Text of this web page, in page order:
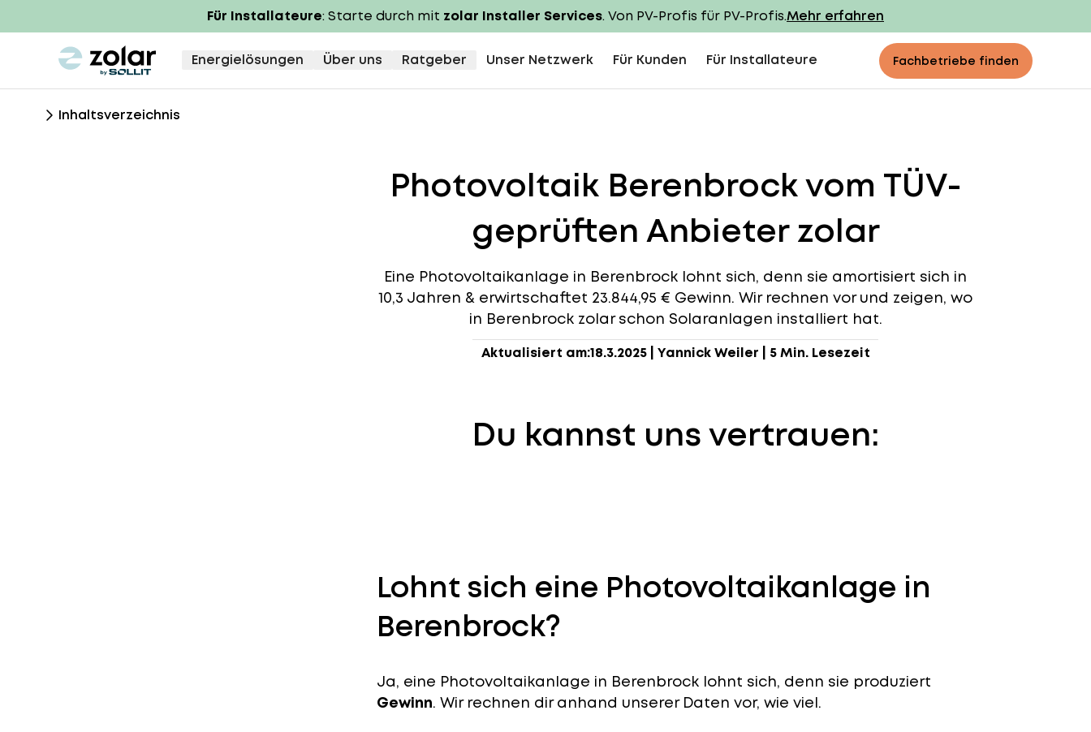
Für Installateure: Starte durch mit zolar Installer Services. Von PV-Profis für PV-Profis.Mehr erfahren
zolar logo Energielösungen Über uns Ratgeber Unser Netzwerk Für Kunden Für Installateure Fachbetriebe finden
Inhaltsverzeichnis
Photovoltaik Berenbrock vom TÜV-
geprüften Anbieter zolar
Eine Photovoltaikanlage in Berenbrock lohnt sich, denn sie amortisiert sich in
10,3 Jahren & erwirtschaftet 23.844,95 € Gewinn. Wir rechnen vor und zeigen, wo
in Berenbrock zolar schon Solaranlagen installiert hat.
Aktualisiert am:18.3.2025| Yannick Weiler 5 Min. Lesezeit
Du kannst uns vertrauen:
Lohnt sich eine Photovoltaikanlage in
Berenbrock?
Ja, eine Photovoltaikanlage in Berenbrock lohnt sich, denn sie produziert
Gewinn. Wir rechnen dir anhand unserer Daten vor, wie viel.